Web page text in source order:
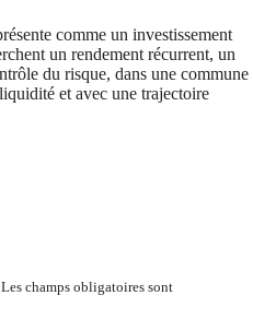
comme un investissement
un rendement récurrent, un
du risque, dans une commune
et avec une trajectoire
Les champs obligatoires sont